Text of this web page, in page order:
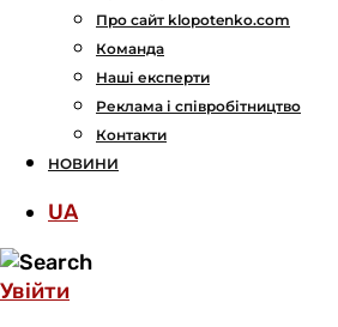
Про сайт klopotenko.com
Команда
Наші експерти
Реклама і співробітництво
Контакти
НОВИНИ
UA
Увійти